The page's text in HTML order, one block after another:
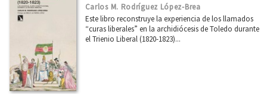
Carlos M. Rodríguez López-Brea
Este libro reconstruye la experiencia de los llamados
“curas liberales” en la archidiócesis de Toledo durante
el Trienio Liberal (1820-1823)...